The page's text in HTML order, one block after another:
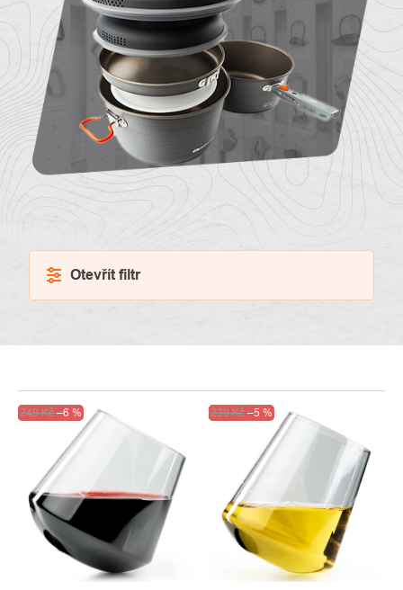
O
Kontakty
Otevřít filtr
VÝPIS
PRODUKTŮ
Výprodej
249 Kč –6 % Výprodej
239 Kč –5 %